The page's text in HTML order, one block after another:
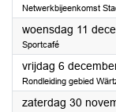
Netwerkbijeenkomst
woensdag 11
Sportcafé
vrijdag 6
Rondleiding gebied
zaterdag 30